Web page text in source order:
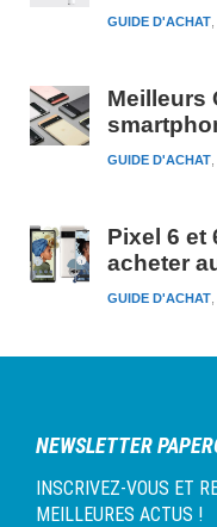
GUIDE D'ACHAT
Meilleurs
GUIDE D'ACHAT
Pixel 6 et
acheter
GUIDE D'ACHAT
NEWSLETTER
INSCRIVEZ-VOUS ET
MEILLEURES ACTUS !